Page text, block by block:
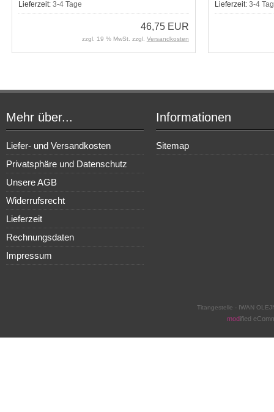
Lieferzeit:3-4 Tage
46,75 EUR
zzgl. 19 % MwSt. zzgl. Versandkosten
Lieferzeit: 3-4
Mehr über...
Liefer- und Versandkosten
Privatsphäre und Datenschutz
Unsere AGB
Widerrufsrecht
Lieferzeit
Rechnungsdaten
Impressum
Informationen
Sitemap
Titangestelle - IWAN
modified